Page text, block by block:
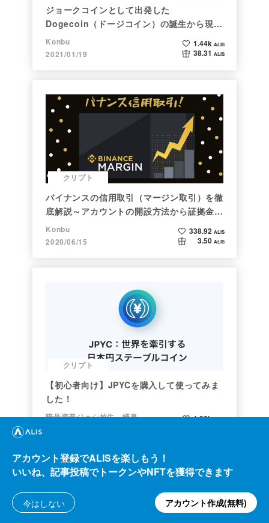
ジョークコインとして出発した
Dogecoin（ドージコイン）の誕生から現在
まで。注目される非証券性🐶
Konbu
2021/01/19
1.44k ALIS
38.31 ALIS
クリプト
バイナンスの信用取引（マージン取引）を徹
底解説～アカウントの開設方法から証拠金計
算例まで～
Konbu
2020/06/15
338.92 ALIS
3.50 ALIS
クリプト
【初心者向け】JPYCを購入して使ってみま
した！
暗号資産ジョシ校生 蟻巣
1.33kALIS
アカウント登録でALISを楽しもう！
いいね、記事投稿でトークンやNFTを獲得できます
今はしない アカウント作成(無料)